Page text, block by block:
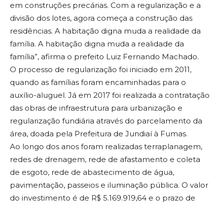
em construções precárias. Com a regularização e a
divisão dos lotes, agora começa a construção das
residências. A habitação digna muda a realidade da
família. A habitação digna muda a realidade da
família”, afirma o prefeito Luiz Fernando Machado.
O processo de regularização foi iniciado em 2011,
quando as famílias foram encaminhadas para o
auxílio-aluguel. Já em 2017 foi realizada a contratação
das obras de infraestrutura para urbanização e
regularização fundiária através do parcelamento da
área, doada pela Prefeitura de Jundiaí à Fumas.
Ao longo dos anos foram realizadas terraplanagem,
redes de drenagem, rede de afastamento e coleta
de esgoto, rede de abastecimento de água,
pavimentação, passeios e iluminação pública. O valor
do investimento é de R$ 5.169.919,64 e o prazo de